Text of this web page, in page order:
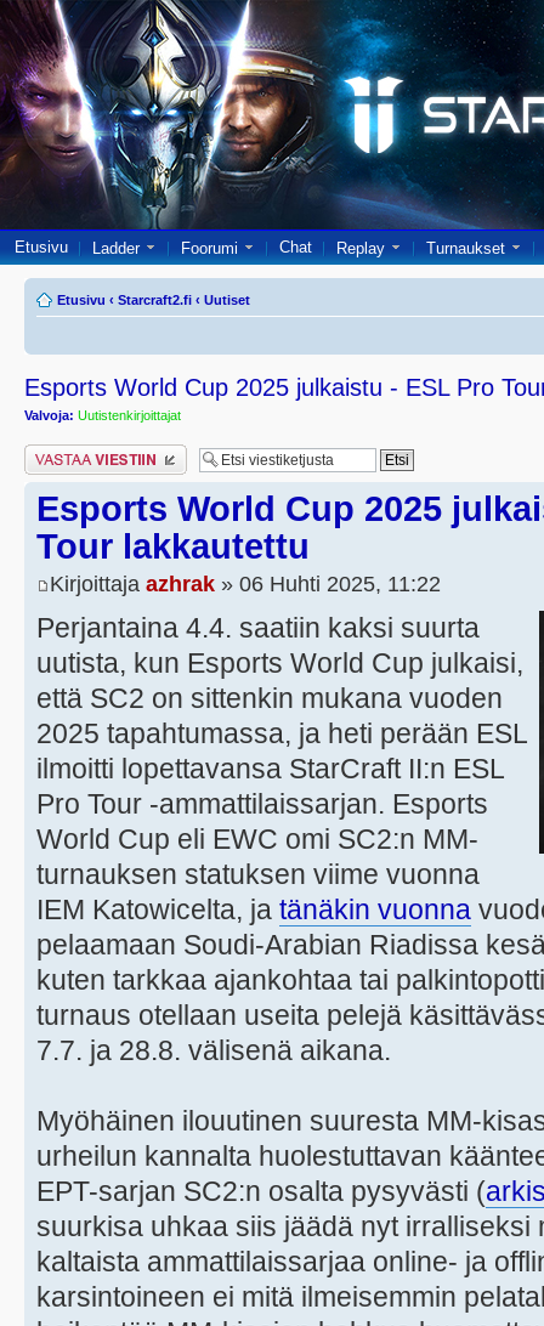
Etusivu Ladder Foorumi Chat Replay Turnaukset
Etusivu ‹ Starcraft2.fi ‹ Uutiset
Esports World Cup 2025 julkaistu - ESL Pro
Valvoja: Uutistenkirjoittajat
Lähetä vastaus
Esports World Cup 2025
Tour lakkautettu
Kirjoittaja azhrak » 06 Huhti 2025, 11:22
Perjantaina 4.4. saatiin kaksi suurta
uutista, kun Esports World Cup julkaisi,
että SC2 on sittenkin mukana vuoden
2025 tapahtumassa, ja heti perään ESL
ilmoitti lopettavansa StarCraft II:n ESL
Pro Tour -ammattilaissarjan. Esports
World Cup eli EWC omi SC2:n MM-
turnauksen statuksen viime vuonna
IEM Katowicelta, ja tänäkin vuonna
pelaamaan Soudi-Arabian Riadissa
kuten tarkkaa ajankohtaa tai
turnaus otellaan useita pelejä
7.7. ja 28.8. välisenä aikana.
Myöhäinen ilouutinen suuresta MM-
urheilun kannalta huolestuttavan
EPT-sarjan SC2:n osalta pysyvästi (
suurkisa uhkaa siis jäädä nyt irralliseksi
kaltaista ammattilaissarjaa online- ja
karsintoineen ei mitä ilmeisemmin